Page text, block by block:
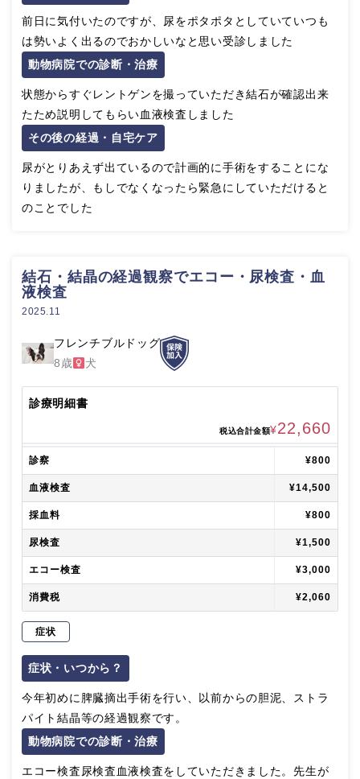
前日に気付いたのですが、尿をポタポタとしていていつも
は勢いよく出るのでおかしいなと思い受診しました
動物病院での診断・治療
状態からすぐレントゲンを撮っていただき結石が確認出来
たため説明してもらい血液検査しました
その後の経過・自宅ケア
尿がとりあえず出ているので計画的に手術をすることにな
りましたが、もしでなくなったら緊急にしていただけると
のことでした
結石・結晶の経過観察でエコー・尿検査・血
液検査
2025.11
フレンチブルドッグ
8歳
犬
診療明細書
税込合計金額¥22,660
診察 ¥800
血液検査 ¥14,500
採血料 ¥800
尿検査 ¥1,500
エコー検査 ¥3,000
消費税 ¥2,060
症状
症状・いつから？
今年初めに脾臓摘出手術を行い、以前からの胆泥、ストラ
パイト結晶等の経過観察です。
動物病院での診断・治療
エコー検査尿検査血液検査をしていただきました。先生が